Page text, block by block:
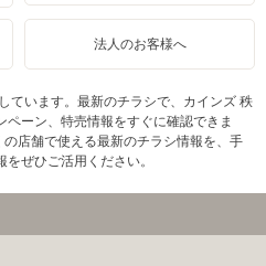
法人のお客様へ
ています。最新のチラシで、カインズ 秩
ーン、特売情報をすぐに確認できま
店舗で使える最新のチラシ情報を、手
ぜひご活用ください。